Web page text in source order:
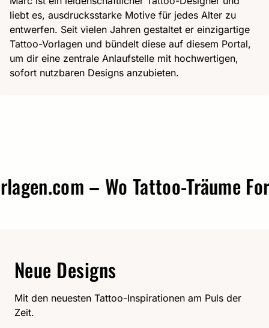
liebt es, ausdrucksstarke Motive für jedes Alter zu
entwerfen. Seit vielen Jahren gestaltet er einzigartige
Tattoo-Vorlagen und bündelt diese auf diesem Portal,
um dir eine zentrale Anlaufstelle mit hochwertigen,
sofort nutzbaren Designs anzubieten.
– Wo Tattoo-Träume Form
Neue Designs
Mit den neuesten Tattoo-Inspirationen am Puls der
Zeit.